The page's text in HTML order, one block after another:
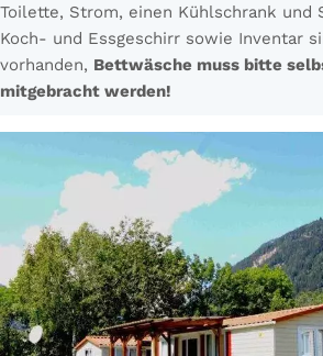
Toilette, Strom, einen Kühlschrank und
Koch- und Essgeschirr sowie Inventar
vorhanden, Bettwäsche muss bitte
mitgebracht werden!